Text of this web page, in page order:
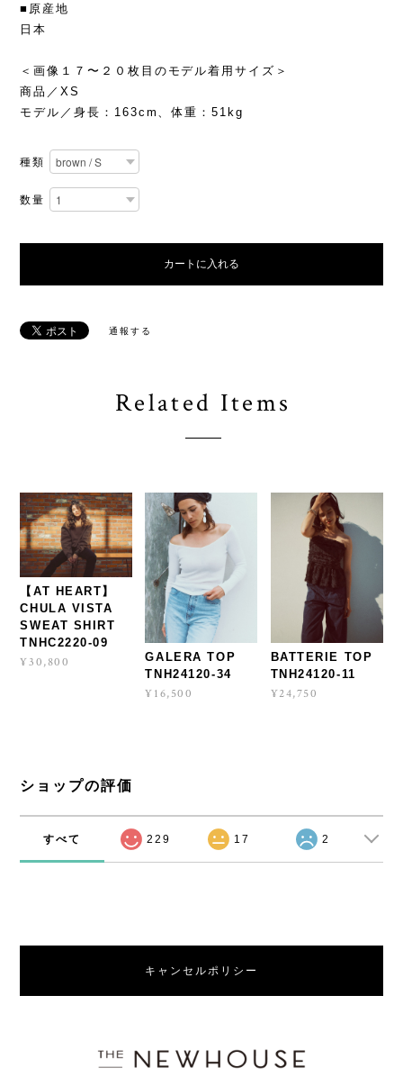
■原産地
日本
＜画像１７〜２０枚目のモデル着用サイズ＞
商品／XS
モデル／身長：163cm、体重：51kg
種類
数量
カートに入れる
通報する
Related Items
【AT HEART】
CHULA VISTA
SWEAT SHIRT
TNHC2220-09
¥30,800
GALERA TOP
TNH24120-34
¥16,500
BATTERIE TOP
TNH24120-11
¥24,750
ショップの評価
すべて 229 17 2
キャンセルポリシー